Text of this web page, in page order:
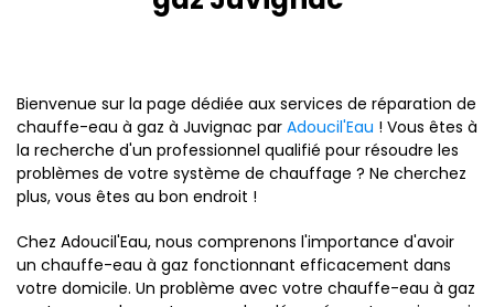
Bienvenue sur la page dédiée aux services de réparation de
chauffe-eau à gaz à Juvignac par Adoucil'Eau ! Vous êtes à
la recherche d'un professionnel qualifié pour résoudre les
problèmes de votre système de chauffage ? Ne cherchez
plus, vous êtes au bon endroit !
Chez Adoucil'Eau, nous comprenons l'importance d'avoir
un chauffe-eau à gaz fonctionnant efficacement dans
votre domicile. Un problème avec votre chauffe-eau à gaz